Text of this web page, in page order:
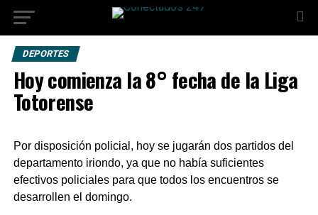
DEPORTES
Hoy comienza la 8° fecha de la Liga
Totorense
Por disposición policial, hoy se jugarán dos partidos del
departamento iriondo, ya que no había suficientes
efectivos policiales para que todos los encuentros se
desarrollen el domingo.